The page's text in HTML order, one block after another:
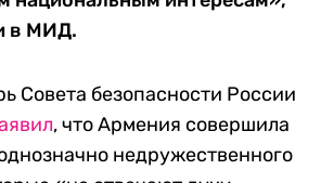
в МИД.
Совета безопасности России
, что Армения совершила
недружественного